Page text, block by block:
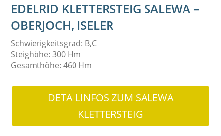
EDELRID KLETTERSTEIG SALEWA –
OBERJOCH, ISELER
Schwierigkeitsgrad: B,C
Steighöhe: 300 Hm
Gesamthöhe: 460 Hm
DETAILINFOS ZUM SALEWA
KLETTERSTEIG